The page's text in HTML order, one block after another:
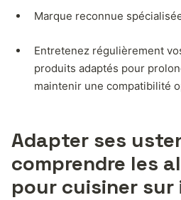
Marque reconnue
Entretenez régulièrement
produits adaptés pour
maintenir une compatibilité
Adapter ses
comprendre les
pour cuisiner